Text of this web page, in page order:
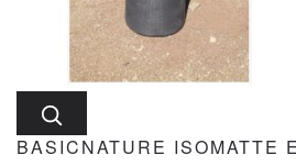
BASICNATURE ISOMATTE